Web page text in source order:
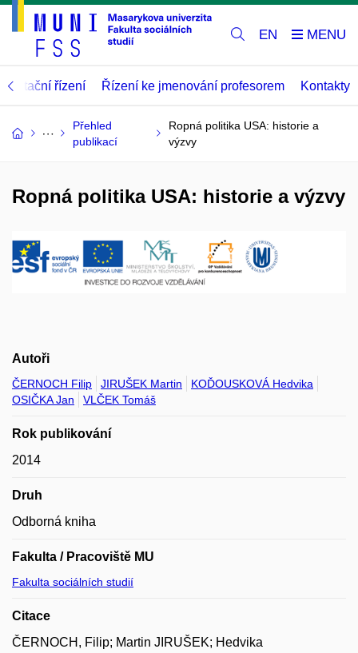
EN
řízení Řízení ke jmenování profesorem Kontakty
Přehled
publikací
Ropná politika USA: historie a
výzvy
Ropná politika USA: historie a výzvy
Autoři
ČERNOCH Filip JIRUŠEK Martin
KOĎOUSKOVÁ Hedvika
OSIČKA Jan
VLČEK Tomáš
Rok publikování
2014
Druh
Odborná kniha
Fakulta / Pracoviště MU
Fakulta sociálních studií
Citace
ČERNOCH, Filip; Martin JIRUŠEK; Hedvika